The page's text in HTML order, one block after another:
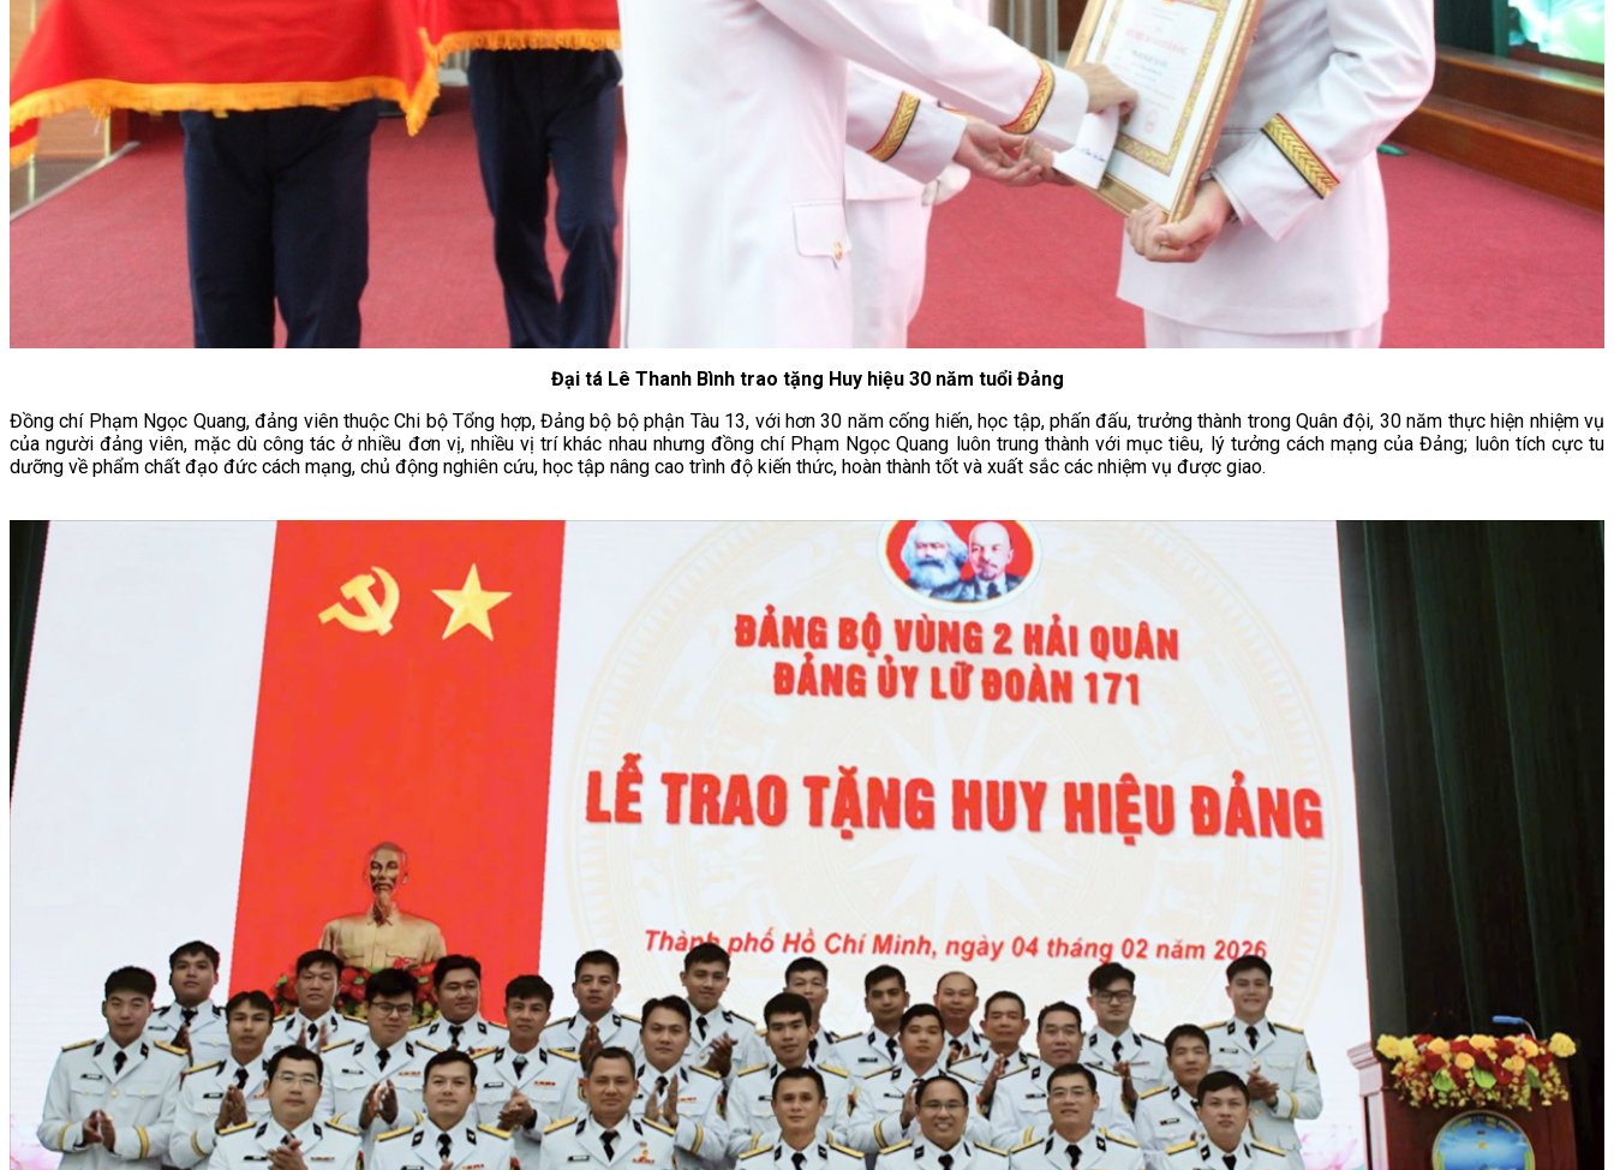
Đại tá Lê Thanh Bình trao tặng Huy hiệu 30 năm tuổi Đảng
Đồng chí Phạm Ngọc Quang, đảng viên thuộc Chi bộ Tổng hợp, Đảng bộ bộ phận Tàu 13, với hơn 30 năm cống hiến, học tập, phấn đấu, trưởng thành trong Quân đội, 30 năm thực hiện nhiệm vụ
của người đảng viên, mặc dù công tác ở nhiều đơn vị, nhiều vị trí khác nhau nhưng đồng chí Phạm Ngọc Quang luôn trung thành với mục tiêu, lý tưởng cách mạng của Đảng; luôn tích cực tu
dưỡng về phẩm chất đạo đức cách mạng, chủ động nghiên cứu, học tập nâng cao trình độ kiến thức, hoàn thành tốt và xuất sắc các nhiệm vụ được giao.